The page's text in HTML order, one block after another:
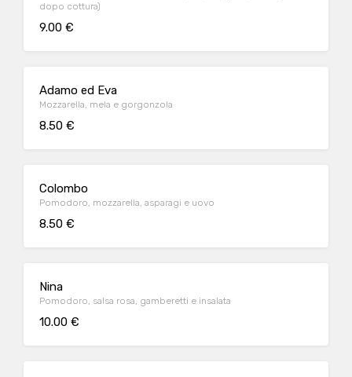
dopo cottura)
9.00 €
Adamo ed Eva
Mozzarella, mela e gorgonzola
8.50 €
Colombo
Pomodoro, mozzarella, asparagi e uovo
8.50 €
Nina
Pomodoro, salsa rosa, gamberetti e insalata
10.00 €